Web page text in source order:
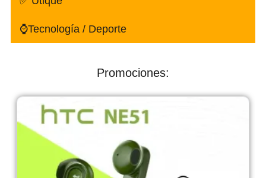
⌚Tecnología / Deporte
Promociones: